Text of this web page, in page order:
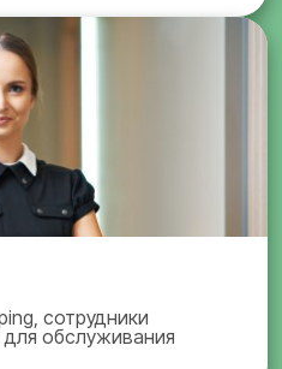
сотрудники
обслуживания